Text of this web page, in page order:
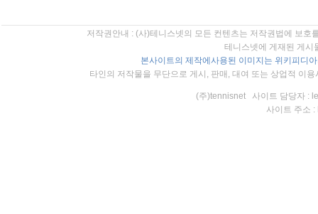
저작권안내 : (사)테니스넷의 모든 컨텐츠는 저작권법에 보
테니스넷에 게재된 게시
본사이트의 제작에사용된 이미지는 위키피디
타인의 저작물을 무단으로 게시, 판매, 대여 또는 상업적 이
(주)tennisnet 사이트 담당자 :
사이트 주소